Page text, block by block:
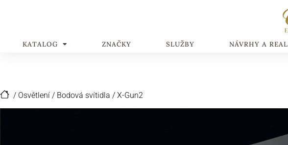
KATALOG ZNAČKY SLUŽBY NÁVRHY A
/ Osvětlení / Bodová svítidla / X-Gun2